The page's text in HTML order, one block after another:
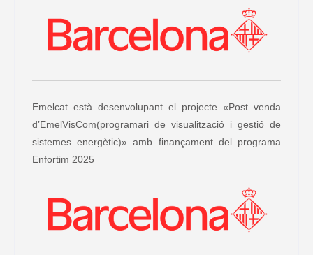
Emelcat està desenvolupant el projecte «Post venda
d’EmelVisCom(programari de visualització i gestió de
sistemes energètic)» amb finançament del programa
Enfortim 2025